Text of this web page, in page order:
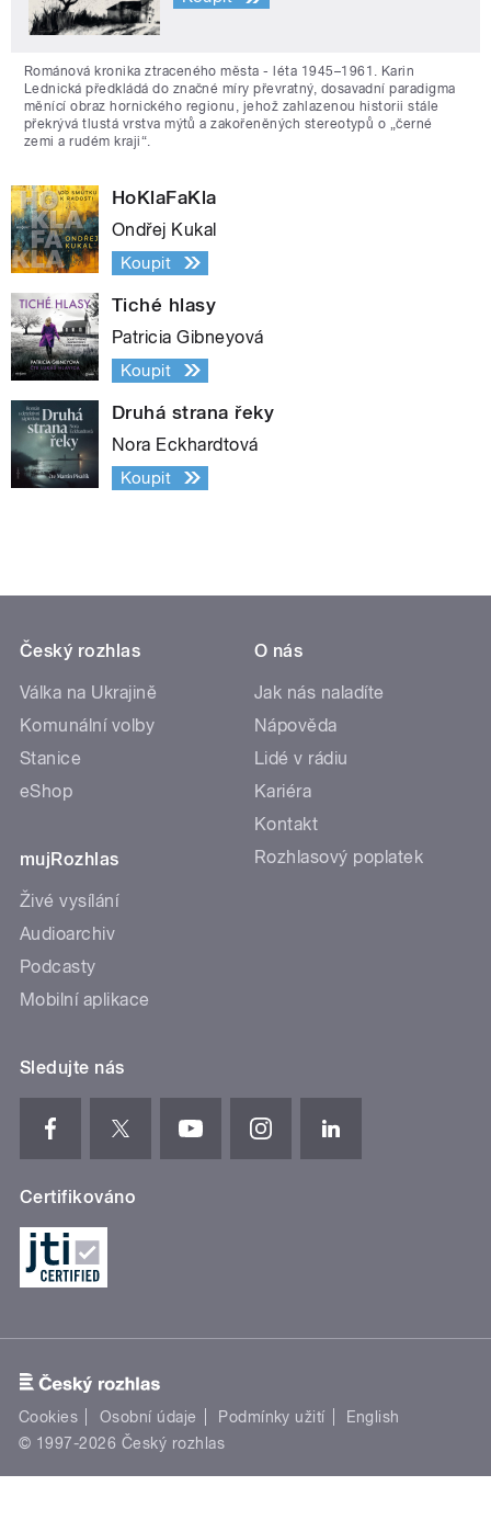
Románová kronika ztraceného města - léta 1945–1961. Karin
Lednická předkládá do značné míry převratný, dosavadní paradigma
měnící obraz hornického regionu, jehož zahlazenou historii stále
překrývá tlustá vrstva mýtů a zakořeněných stereotypů o „černé
zemi a rudém kraji“.
HoKlaFaKla
Ondřej Kukal
Koupit
Tiché hlasy
Patricia Gibneyová
Koupit
Druhá strana řeky
Nora Eckhardtová
Koupit
Český rozhlas
Válka na Ukrajině
Komunální volby
Stanice
eShop
mujRozhlas
Živé vysílání
Audioarchiv
Podcasty
Mobilní aplikace
O nás
Jak nás naladíte
Nápověda
Lidé v rádiu
Kariéra
Kontakt
Rozhlasový poplatek
Sledujte nás
Certifikováno
Cookies Osobní údaje Podmínky užití
English
© 1997-2026 Český rozhlas